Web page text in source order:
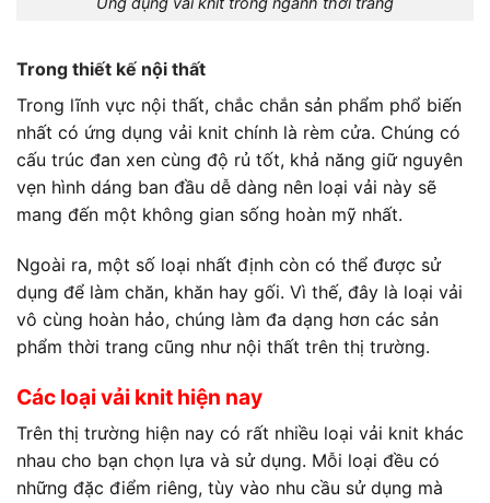
Trong thiết kế nội thất
Trong lĩnh vực nội thất, chắc chắn sản phẩm phổ biến
nhất có ứng dụng vải knit chính là rèm cửa. Chúng có
cấu trúc đan xen cùng độ rủ tốt, khả năng giữ nguyên
vẹn hình dáng ban đầu dễ dàng nên loại vải này sẽ
mang đến một không gian sống hoàn mỹ nhất.
Ngoài ra, một số loại nhất định còn có thể được sử
dụng để làm chăn, khăn hay gối. Vì thế, đây là loại vải
vô cùng hoàn hảo, chúng làm đa dạng hơn các sản
phẩm thời trang cũng như nội thất trên thị trường.
Các loại vải knit hiện nay
Trên thị trường hiện nay có rất nhiều loại vải knit khác
nhau cho bạn chọn lựa và sử dụng. Mỗi loại đều có
những đặc điểm riêng, tùy vào nhu cầu sử dụng mà